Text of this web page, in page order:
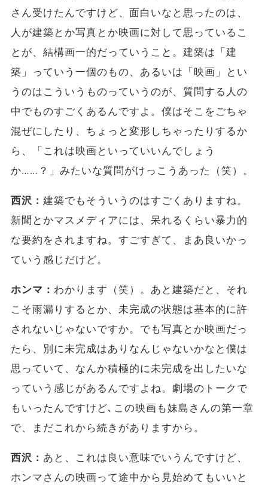
さん受けたんですけど、面白いなと思ったのは、
人が建築とか写真とか映画に対して思っているこ
とが、結構画一的だっていうこと。建築は「建
築」っていう一個のもの、あるいは「映画」とい
うのはこういうものっていうのが、質問する人の
中でものすごくあるんですよ。僕はそこをごちゃ
混ぜにしたり、ちょっと変形しちゃったりするか
ら、「これは映画といっていいんでしょう
か……？」みたいな質問がけっこうあった（笑）。
西沢： 建築でもそういうのはすごくありますね。
新聞とかマスメディアには、呆れるくらい暴力的
な要約をされますね。すごすぎて、まあ良いかっ
ていう感じだけど。
ホンマ： わかります（笑）。あと建築だと、それ
こそ雨漏りするとか、未完成の状態は基本的に許
されないじゃないですか。でも写真とか映画だっ
たら、別に未完成はありなんじゃないかなと僕は
思っていて、なんか積極的に未完成を出したいな
っていう感じがあるんですよね。劇場のトークで
もいったんですけど､この映画も妹島さんの第一章
で、まだこれから続きがありますから。
西沢： あと、これは良い意味でいうんですけど、
ホンマさんの映画って途中から見始めてもいいと